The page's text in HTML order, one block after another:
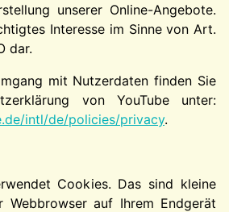
unserer Online-Angebote.
Interesse im Sinne von Art.
dar.
mit Nutzerdaten finden Sie
von YouTube unter:
intl/de/policies/privacy.
Cookies. Das sind kleine
Webbrowser auf Ihrem Endgerät